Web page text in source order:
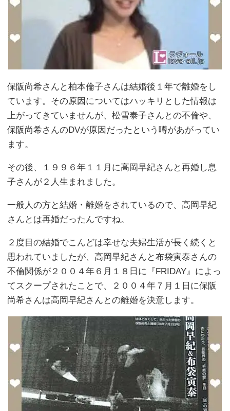
保阪尚希さんと柏本倫子さんは結婚後１年で離婚をし
ています。その原因についてはハッキリとした情報は
上がってきていませんが、松雪泰子さんとの不倫や、
保阪尚希さんのDVが原因だったという噂があがってい
ます。
その後、１９９６年１１月に高岡早紀さんと再婚し息
子さんが２人生まれました。
一般人の方と結婚・離婚をされているので、高岡早紀
さんとは再婚だったんですね。
２度目の結婚でこんどは幸せな夫婦生活が長く続くと
思われていましたが、高岡早紀さんと布袋寅泰さんの
不倫関係が２００４年６月１８日に『FRIDAY』によっ
てスクープされたことで、２００４年７月１日に保阪
尚希さんは高岡早紀さんとの離婚を決意します。